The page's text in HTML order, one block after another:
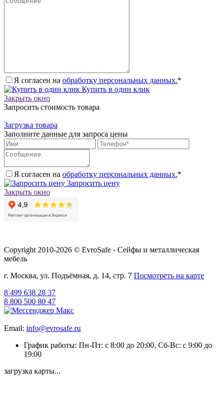
Я согласен на обработку персональных данных.*
Купить в один клик
Закрыть окно
Запросить стоимость товара
Загрузка товара
Заполните данные для запроса цены
Я согласен на обработку персональных данных.*
Запросить цену
Закрыть окно
Copyright 2010-2026 © EvroSafe - Сейфы и металлическая
мебель
г. Москва, ул. Подъёмная, д. 14, стр. 7 Посмотреть на карте
8 499 638 28 37
8 800 500 80 47
Email: info@evrosafe.ru
График работы: Пн-Пт: с 8:00 до 20:00, Сб-Вс: с 9:00 до
19:00
загрузка карты...